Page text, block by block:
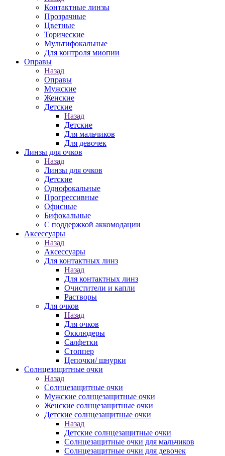
Контактные линзы
Прозрачные
Цветные
Торические
Мультифокальные
Для контроля миопии
Оправы
Назад
Оправы
Мужские
Женские
Детские
Назад
Детские
Для мальчиков
Для девочек
Линзы для очков
Назад
Линзы для очков
Детские
Однофокальные
Прогрессивные
Офисные
Бифокальные
С поддержкой аккомодации
Аксессуары
Назад
Аксессуары
Для контактных линз
Назад
Для контактных линз
Очистители и капли
Растворы
Для очков
Назад
Для очков
Окклюдеры
Салфетки
Стоппер
Цепочки/ шнурки
Солнцезащитные очки
Назад
Солнцезащитные очки
Мужские солнцезащитные очки
Женские солнцезащитные очки
Детские солнцезащитные очки
Назад
Детские солнцезащитные очки
Солнцезащитные очки для мальчиков
Солнцезащитные очки для девочек